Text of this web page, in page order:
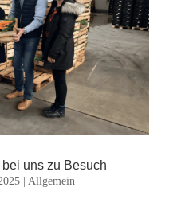
uns zu Besuch
| Allgemein